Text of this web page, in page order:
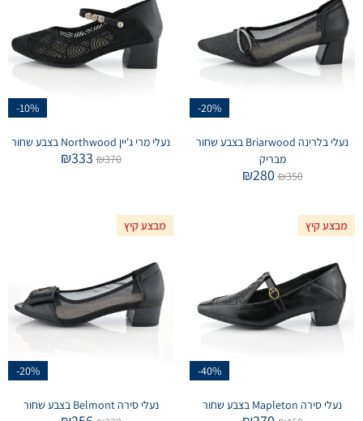
-20%
נעלי בלרינה Briarwood בצבע שחור
מבריק
₪350
₪280
-10%
נעלי מרי ג'יין Northwood בצבע שחור
₪370
₪333
מבצע קיץ
-40%
נעלי סירה Mapleton בצבע שחור
מבצע קיץ
-20%
נעלי סירה Belmont בצבע שחור